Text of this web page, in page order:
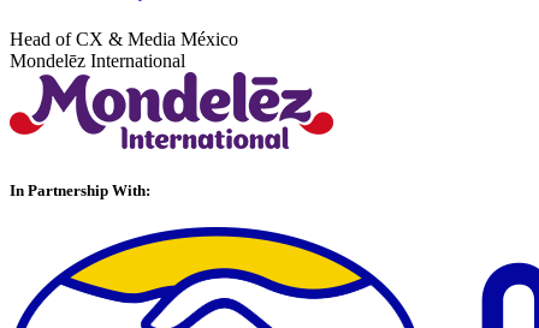
Head of CX & Media México
Mondelēz International
In Partnership With: